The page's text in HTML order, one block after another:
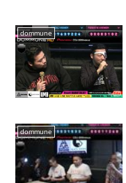
dommune
dommune